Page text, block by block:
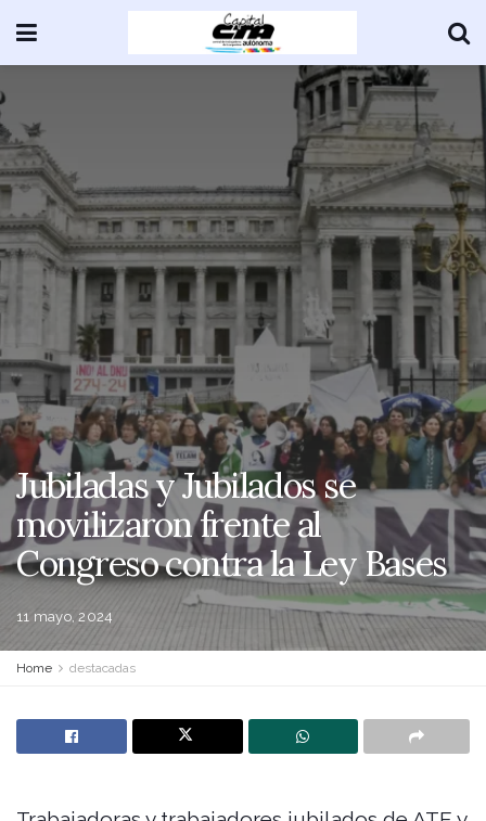
Jubiladas y Jubilados se
movilizaron frente al
Congreso contra la Ley Bases
11 mayo, 2024
Home destacadas